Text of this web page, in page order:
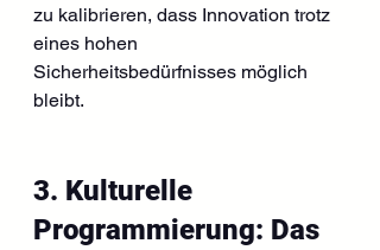
zu kalibrieren, dass Innovation trotz
eines hohen
Sicherheitsbedürfnisses möglich
bleibt.
3. Kulturelle
Programmierung: Das